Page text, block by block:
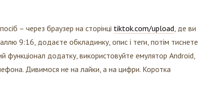
– через браузер на сторінці tiktok.com/upload , де ви
9:16, додаєте обкладинку, опис і теги, потім тиснете
функціонал додатку, використовуйте емулятор Android,
Дивимося не на лайки, а на цифри. Коротка